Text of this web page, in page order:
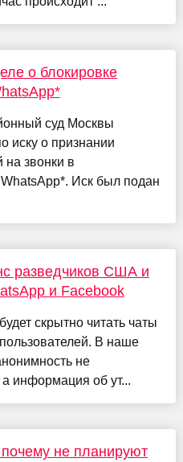
о блокировке
суд Москвы
иску о признании
на звонки в
Иск был подан
разведчиков США и
и Facebook
скрытно читать чаты
В наше
не
информация об ут...
не планируют